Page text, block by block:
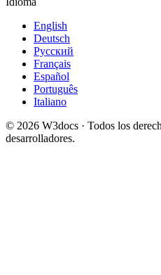
English
Deutsch
Русский
Français
Español
Português
Italiano
© 2026 W3docs · Todos los
desarrolladores.